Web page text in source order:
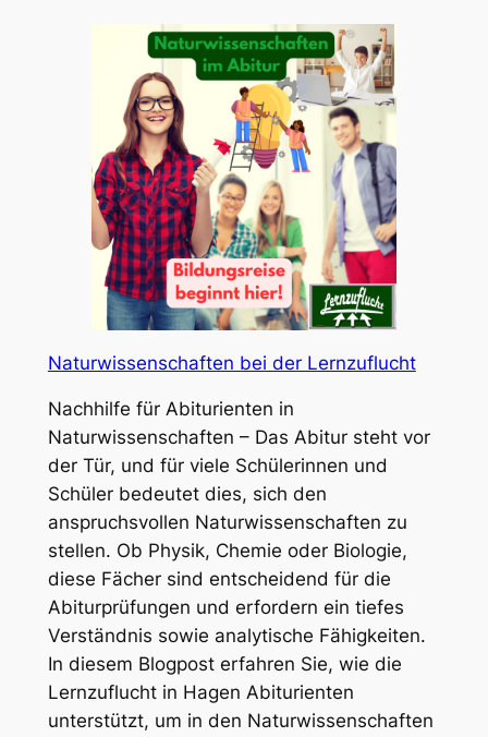
Naturwissenschaften bei der Lernzuflucht
Nachhilfe für Abiturienten in
Naturwissenschaften – Das Abitur steht vor
der Tür, und für viele Schülerinnen und
Schüler bedeutet dies, sich den
anspruchsvollen Naturwissenschaften zu
stellen. Ob Physik, Chemie oder Biologie,
diese Fächer sind entscheidend für die
Abiturprüfungen und erfordern ein tiefes
Verständnis sowie analytische Fähigkeiten.
In diesem Blogpost erfahren Sie, wie die
Lernzuflucht in Hagen Abiturienten
unterstützt, um in den Naturwissenschaften